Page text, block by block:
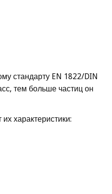
стандарту EN 1822/DIN
тем больше частиц он
характеристики: